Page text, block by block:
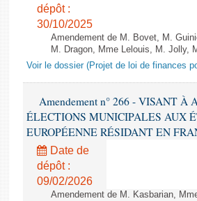
dépôt :
30/10/2025
Amendement de M. Bovet, M.
M. Dragon, Mme Lelouis, M. Jolly,
Voir le dossier (Projet de loi de finances
Amendement n° 266 - VISANT
ÉLECTIONS MUNICIPALES AUX
EUROPÉENNE RÉSIDANT EN
Date de
dépôt :
09/02/2026
Amendement de M. Kasbarian,